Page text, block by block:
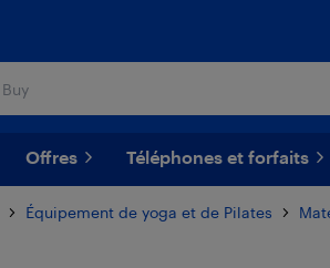
Offres Téléphones et forfaits
Équipement de yoga et de Pilates